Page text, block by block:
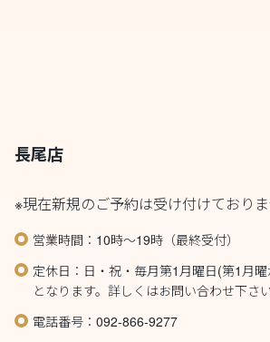
長尾店
※現在新規のご予約は受け付けておりま
営業時間：10時～19時（最終受付）
定休日：日・祝・毎月第1月曜日(第1月
となります。詳しくはお問い合わせ下さい
電話番号：092-866-9277